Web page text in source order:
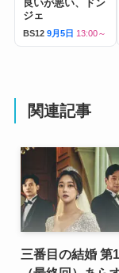
良いが悪い、ドン
ジェ
BS12 9月5日 13:00～
関連記事
三番目の結婚 第